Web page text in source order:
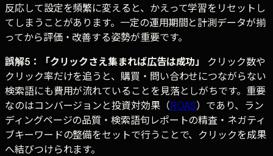
反応して設定を頻繁に変えると、かえって学習をリセットし
てしまうことがあります。一定の運用期間と計測データが揃
ってから評価・改善する姿勢が重要です。
誤解5：「クリックさえ集まれば広告は成功」
クリック数や
クリック率だけを追うと、購買・問い合わせにつながらない
検索語にも費用が流れていることを見落としがちです。重要
なのはコンバージョンと投資対効果（ROAS）であり、ラン
ディングページの品質・検索語句レポートの精査・ネガティ
ブキーワードの整備をセットで行うことで、クリックを成果
へ結びつけられます。